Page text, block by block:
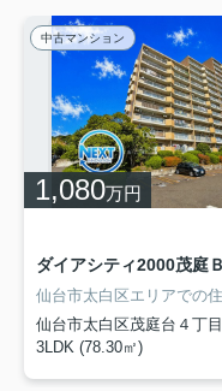
中古マンション
1,080万円
仙台市太白区茂庭台４丁目
3LDK (78.30㎡)